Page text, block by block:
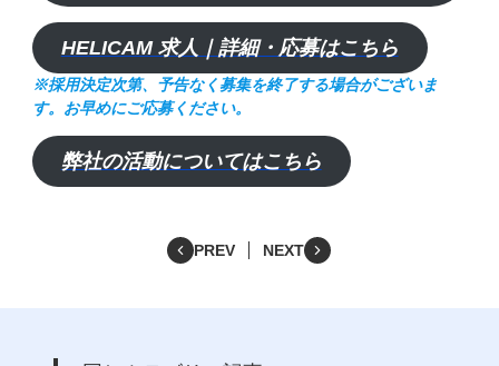
HELICAM 求人｜詳細・応募はこちら
※採用決定次第、予告なく募集を終了する場合がございま
す。お早めにご応募ください。
弊社の活動についてはこちら
PREV NEXT